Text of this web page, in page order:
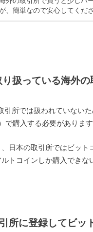
、簡単なので安心してくだ
り扱っている海外
引所では扱われていないた
で購入する必要があります
日本の取引所ではビット
トコインしか購入できな
所に登録してビッ